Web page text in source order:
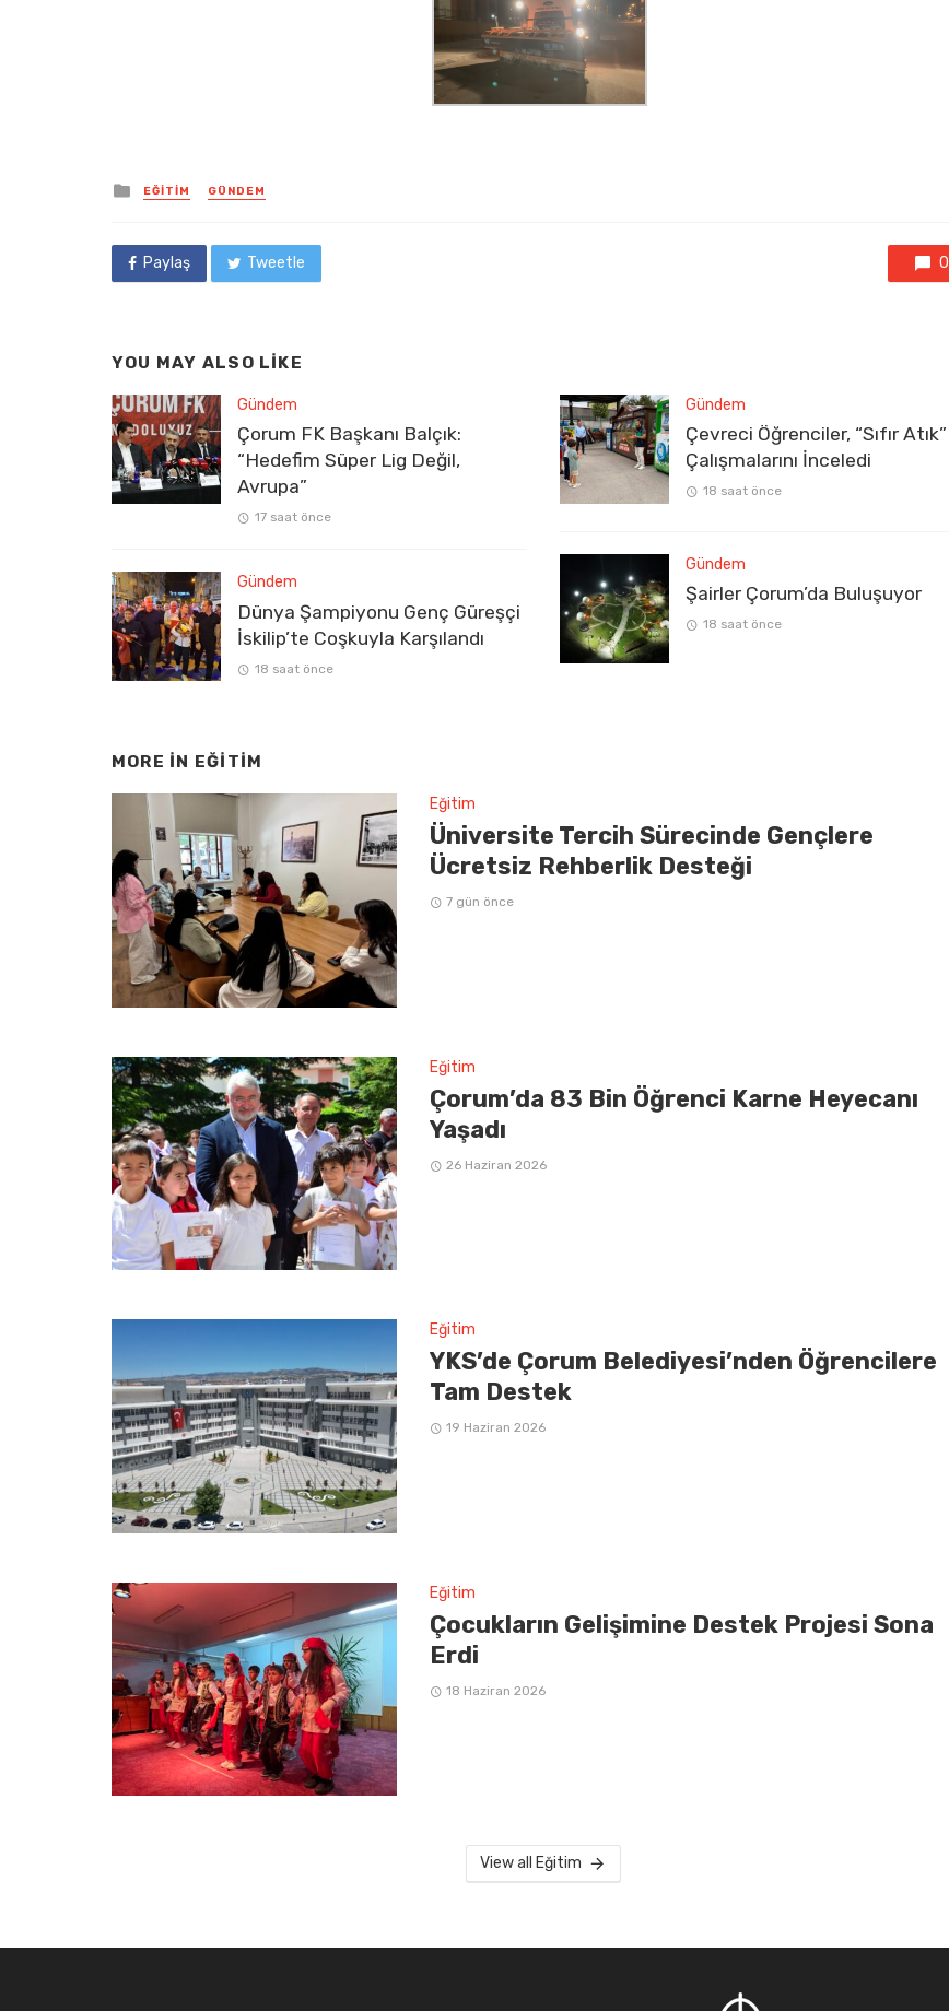
Posted
in
EĞITIM GÜNDEM
Paylaş Tweetle 0
YOU MAY ALSO LIKE
Gündem
Çorum FK Başkanı Balçık:
“Hedefim Süper Lig Değil,
Avrupa”
17 saat önce
Gündem
Dünya Şampiyonu Genç Güreşçi
İskilip’te Coşkuyla Karşılandı
18 saat önce
Gündem
Çevreci Öğrenciler, “Sıfır Atık”
Çalışmalarını İnceledi
18 saat önce
Gündem
Şairler Çorum’da Buluşuyor
18 saat önce
MORE IN EĞITIM
Eğitim
Üniversite Tercih Sürecinde Gençlere
Ücretsiz Rehberlik Desteği
7 gün önce
Eğitim
Çorum’da 83 Bin Öğrenci Karne Heyecanı
Yaşadı
26 Haziran 2026
Eğitim
YKS’de Çorum Belediyesi’nden Öğrencilere
Tam Destek
19 Haziran 2026
Eğitim
Çocukların Gelişimine Destek Projesi Sona
Erdi
18 Haziran 2026
View all Eğitim